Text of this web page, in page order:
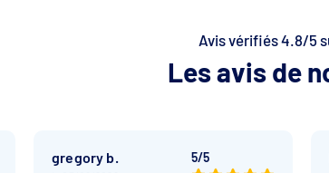
Avis vérifiés 4.8/5
Les avis de
gregory b. 5/5